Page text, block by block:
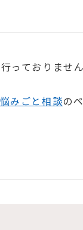
っておりませ
悩みごと相談の